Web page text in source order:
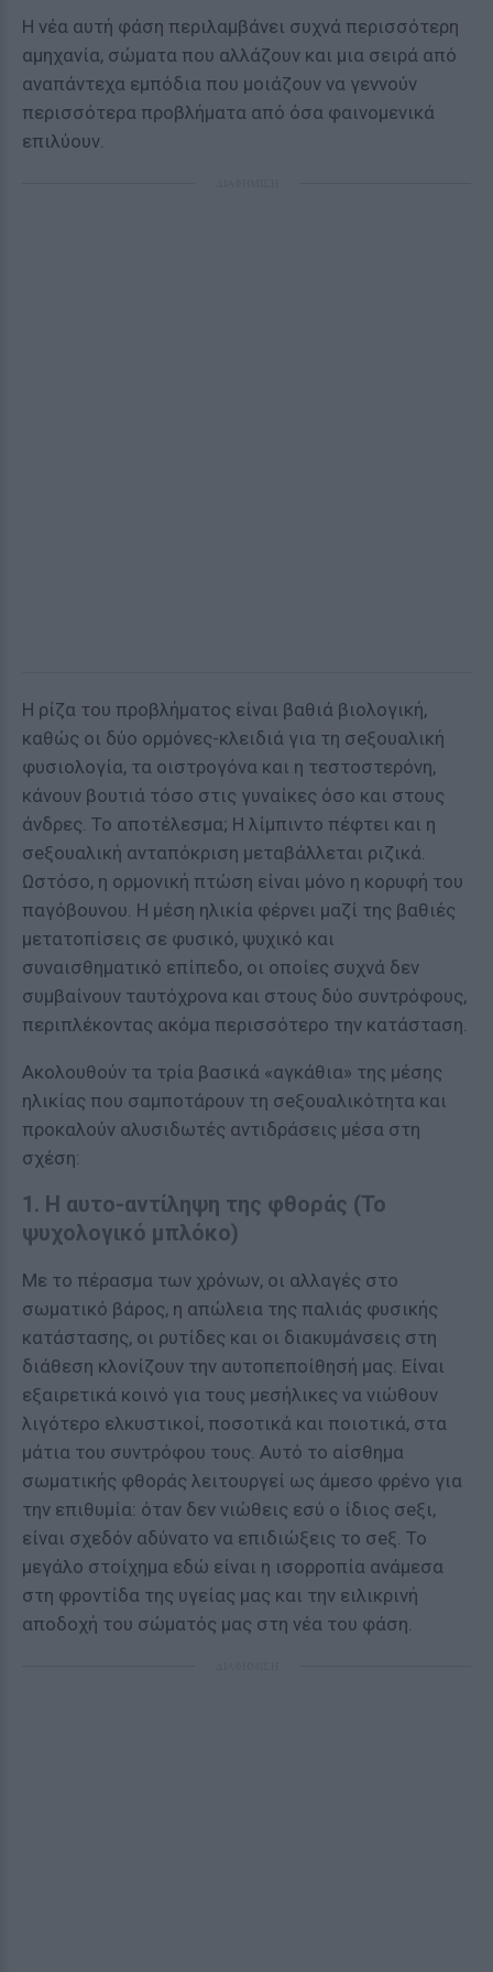
Η νέα αυτή φάση περιλαμβάνει συχνά περισσότερη
αμηχανία, σώματα που αλλάζουν και μια σειρά από
αναπάντεχα εμπόδια που μοιάζουν να γεννούν
περισσότερα προβλήματα από όσα φαινομενικά
επιλύουν.
Η ρίζα του προβλήματος είναι βαθιά βιολογική,
καθώς οι δύο ορμόνες-κλειδιά για τη σeξουαλική
φυσιολογία, τα οιστρογόνα και η τεστοστερόνη,
κάνουν βουτιά τόσο στις γυναίκες όσο και στους
άνδρες. Το αποτέλεσμα; Η λίμπιντο πέφτει και η
σeξουαλική ανταπόκριση μεταβάλλεται ριζικά.
Ωστόσο, η ορμονική πτώση είναι μόνο η κορυφή του
παγόβουνου. Η μέση ηλικία φέρνει μαζί της βαθιές
μετατοπίσεις σε φυσικό, ψυχικό και
συναισθηματικό επίπεδο, οι οποίες συχνά δεν
συμβαίνουν ταυτόχρονα και στους δύο συντρόφους,
περιπλέκοντας ακόμα περισσότερο την κατάσταση.
Ακολουθούν τα τρία βασικά «αγκάθια» της μέσης
ηλικίας που σαμποτάρουν τη σeξουαλικότητα και
προκαλούν αλυσιδωτές αντιδράσεις μέσα στη
σχέση:
1. Η αυτο-αντίληψη της φθοράς (Το
ψυχολογικό μπλόκο)
Με το πέρασμα των χρόνων, οι αλλαγές στο
σωματικό βάρος, η απώλεια της παλιάς φυσικής
κατάστασης, οι ρυτίδες και οι διακυμάνσεις στη
διάθεση κλονίζουν την αυτοπεποίθησή μας. Είναι
εξαιρετικά κοινό για τους μεσήλικες να νιώθουν
λιγότερο ελκυστικοί, ποσοτικά και ποιοτικά, στα
μάτια του συντρόφου τους. Αυτό το αίσθημα
σωματικής φθοράς λειτουργεί ως άμεσο φρένο για
την επιθυμία: όταν δεν νιώθεις εσύ ο ίδιος σeξι,
είναι σχεδόν αδύνατο να επιδιώξεις το σeξ. Το
μεγάλο στοίχημα εδώ είναι η ισορροπία ανάμεσα
στη φροντίδα της υγείας μας και την ειλικρινή
αποδοχή του σώματός μας στη νέα του φάση.